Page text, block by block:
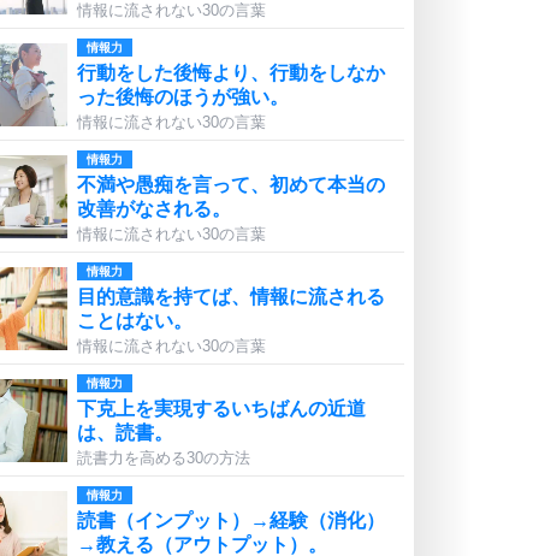
情報に流されない30の言葉
情報力
行動をした後悔より、行動をしなか
った後悔のほうが強い。
情報に流されない30の言葉
情報力
不満や愚痴を言って、初めて本当の
改善がなされる。
情報に流されない30の言葉
情報力
目的意識を持てば、情報に流される
ことはない。
情報に流されない30の言葉
情報力
下克上を実現するいちばんの近道
は、読書。
読書力を高める30の方法
情報力
読書（インプット）→経験（消化）
→教える（アウトプット）。